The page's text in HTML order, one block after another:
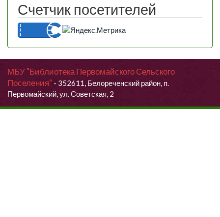
Счетчик посетителей
МБУ "Библиотека Первомайского Сельского
Поселения" - 352611, Белореченский район, п.
Первомайский, ул. Советская, 2